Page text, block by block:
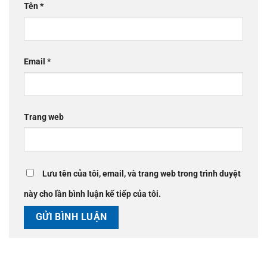
Tên*
Email *
Trang web
Lưu tên của tôi, email, và trang web trong trình duyệt
này cho lần bình luận kế tiếp của tôi.